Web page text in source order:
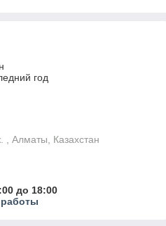
год
, Алматы, Казахстан
до 18:00
работы